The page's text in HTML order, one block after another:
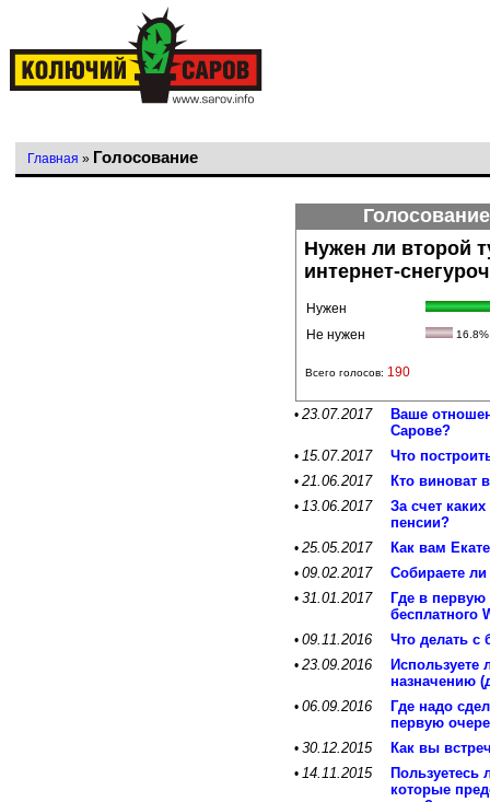
Главная » Голосование
Нужен ли второй
интернет-
Нужен
Не нужен
16.8%
Всего голосов: 190
• 23.07.2017
Ваше
Сарове?
• 15.07.2017 Что
• 21.06.2017 Кто виноват
• 13.06.2017
За счет
пенсии?
• 25.05.2017 Как вам
• 09.02.2017 Собираете
• 31.01.2017
Где в первую
бесплатного
• 09.11.2016 Что делать с
• 23.09.2016
назначению
• 06.09.2016
Где надо
первую
• 30.12.2015 Как вы
• 14.11.2015
Пользуетесь
которые